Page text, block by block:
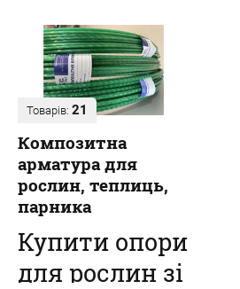
Товарів: 21
Композитна
арматура для
рослин, теплиць,
парника
Купити опори
для рослин зі